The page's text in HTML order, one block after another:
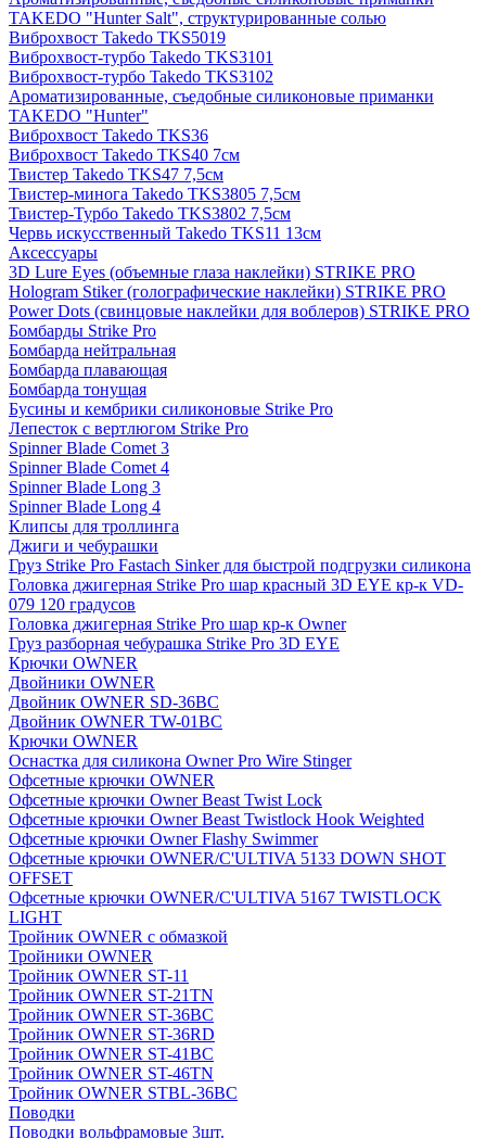
TAKEDO "Hunter Salt", структурированные солью
Виброхвост Takedo TKS5019
Виброхвост-турбо Takedo TKS3101
Виброхвост-турбо Takedo TKS3102
Ароматизированные, съедобные силиконовые приманки
TAKEDO "Hunter"
Виброхвост Takedo TKS36
Виброхвост Takedo TKS40 7см
Твистер Takedo TKS47 7,5см
Твистер-минога Takedo TKS3805 7,5см
Твистер-Турбо Takedo TKS3802 7,5см
Червь искусственный Takedo TKS11 13см
Аксессуары
3D Lure Eyes (объемные глаза наклейки) STRIKE PRO
Hologram Stiker (голографические наклейки) STRIKE PRO
Power Dots (свинцовые наклейки для воблеров) STRIKE PRO
Бомбарды Strike Pro
Бомбарда нейтральная
Бомбарда плавающая
Бомбарда тонущая
Бусины и кембрики силиконовые Strike Pro
Лепесток с вертлюгом Strike Pro
Spinner Blade Comet 3
Spinner Blade Comet 4
Spinner Blade Long 3
Spinner Blade Long 4
Клипсы для троллинга
Джиги и чебурашки
Груз Strike Pro Fastach Sinker для быстрой подгрузки силикона
Головка джигерная Strike Pro шар красный 3D EYE кр-к VD-
079 120 градусов
Головка джигерная Strike Pro шар кр-к Owner
Груз разборная чебурашка Strike Pro 3D EYE
Крючки OWNER
Двойники OWNER
Двойник OWNER SD-36BC
Двойник OWNER TW-01BC
Крючки OWNER
Оснастка для силикона Owner Pro Wire Stinger
Офсетные крючки OWNER
Офсетные крючки Owner Beast Twist Lock
Офсетные крючки Owner Beast Twistlock Hook Weighted
Офсетные крючки Owner Flashy Swimmer
Офсетные крючки OWNER/C'ULTIVA 5133 DOWN SHOT
OFFSET
Офсетные крючки OWNER/C'ULTIVA 5167 TWISTLOCK
LIGHT
Тройник OWNER с обмазкой
Тройники OWNER
Тройник OWNER ST-11
Тройник OWNER ST-21TN
Тройник OWNER ST-36BC
Тройник OWNER ST-36RD
Тройник OWNER ST-41BC
Тройник OWNER ST-46TN
Тройник OWNER STBL-36BC
Поводки
Поводки вольфрамовые 3шт.